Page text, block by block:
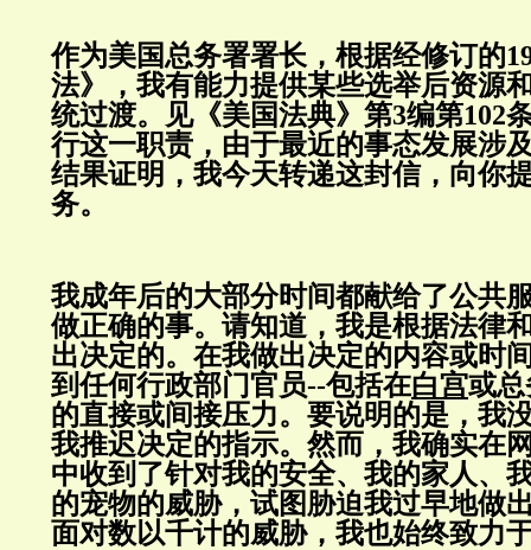
作为美国总务署署长，根据经修订的
法》，我有能力提供某些选举后资源
统过渡。见《美国法典》第3编第102
行这一职责，由于最近的事态发展涉
结果证明，我今天转递这封信，向你
务。
我成年后的大部分时间都献给了公共
做正确的事。请知道，我是根据法律
出决定的。在我做出决定的内容或时
到任何行政部门官员--包括在白宫或
的直接或间接压力。要说明的是，我
我推迟决定的指示。然而，我确实在
中收到了针对我的安全、我的家人、
的宠物的威胁，试图胁迫我过早地做
面对数以千计的威胁，我也始终致力